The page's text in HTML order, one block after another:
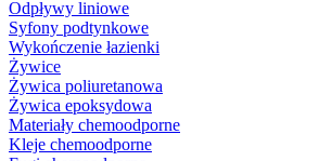
Odpływy liniowe
Syfony podtynkowe
Wykończenie łazienki
Żywice
Żywica poliuretanowa
Żywica epoksydowa
Materiały chemoodporne
Kleje chemoodporne